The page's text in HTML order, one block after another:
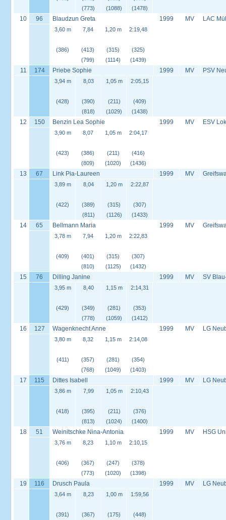
(773)
(1088)
(1478)
10 96 Blaudzun Greta 1999 MV LAC
3,60 m
(386)
7,84
(413)
(799)
1,20 m
(315)
(1114)
2:19,48
(325)
(1439)
11 174 Priebe Sophie 1999 MV PSV
3,94 m
(428)
8,03
(390)
(818)
1,05 m
(211)
(1029)
2:05,15
(409)
(1438)
12 150 Benzin Lea Sophie 1999 MV ESV
3,90 m
(423)
8,07
(386)
(809)
1,05 m
(211)
(1020)
2:04,17
(416)
(1436)
13 67 Link Pia-Laureen 1999 MV
3,89 m
(422)
8,04
(389)
(811)
1,20 m
(315)
(1126)
2:22,87
(307)
(1433)
14 65 Bellmann Maria 1999 MV
3,78 m
(409)
7,94
(401)
(810)
1,20 m
(315)
(1125)
2:22,83
(307)
(1432)
15 76 Dilling Janine 1999 MV SV
3,95 m
(429)
8,40
(349)
(778)
1,15 m
(281)
(1059)
2:14,31
(353)
(1412)
16 127 Wagenknecht Anne 1999 MV LG
3,80 m
(411)
8,32
(357)
(768)
1,15 m
(281)
(1049)
2:14,08
(354)
(1403)
17 115 Dittes Isabell 1999 MV LG
3,86 m
(418)
7,99
(395)
(813)
1,05 m
(211)
(1024)
2:10,43
(376)
(1400)
18 51 Weinitschke Nina-Antonia 1999 MV HSG
3,76 m
(406)
8,23
(367)
(773)
1,10 m
(247)
(1020)
2:10,15
(378)
(1398)
19 116 Drusch Paula 1999 MV LG
3,64 m
(391)
8,23
(367)
1,00 m
(175)
1:59,56
(448)